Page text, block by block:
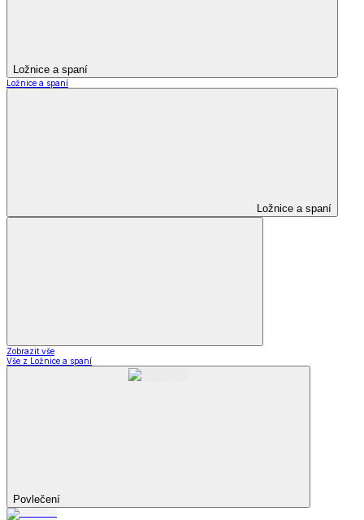
Ložnice a spaní
Ložnice a spaní
Ložnice a spaní
Zobrazit vše
Vše z Ložnice a spaní
Povlečení